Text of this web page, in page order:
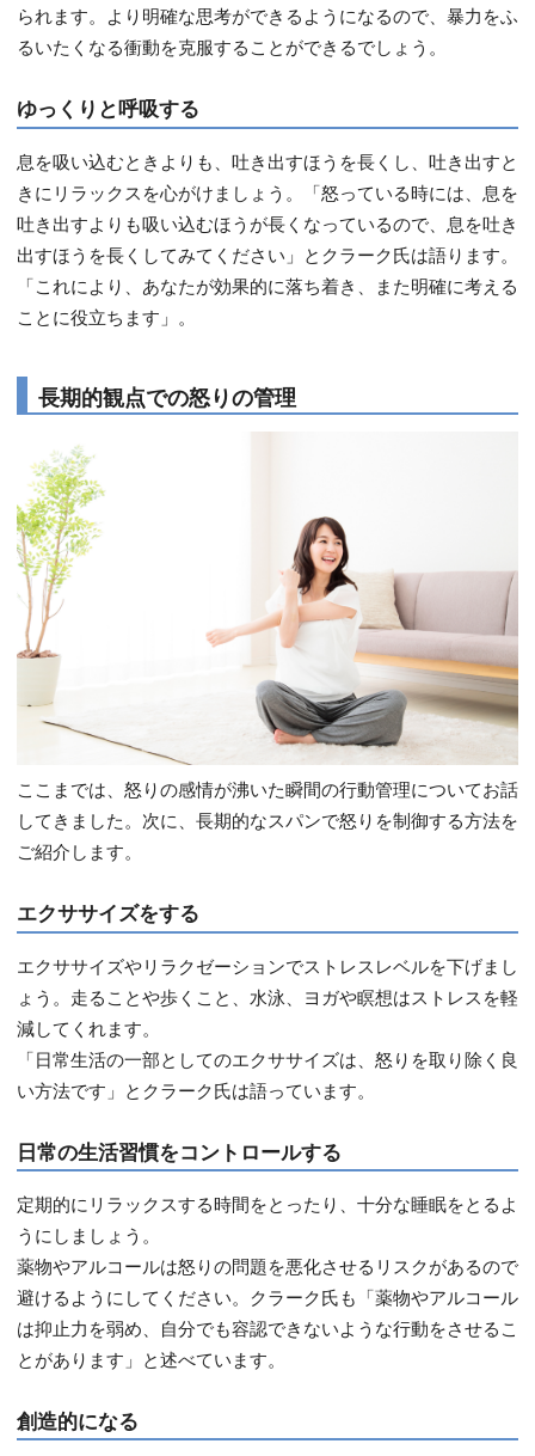
られます。より明確な思考ができるようになるので、暴力をふ
るいたくなる衝動を克服することができるでしょう。
ゆっくりと呼吸する
息を吸い込むときよりも、吐き出すほうを長くし、吐き出すと
きにリラックスを心がけましょう。「怒っている時には、息を
吐き出すよりも吸い込むほうが長くなっているので、息を吐き
出すほうを長くしてみてください」とクラーク氏は語ります。
「これにより、あなたが効果的に落ち着き、また明確に考える
ことに役立ちます」。
長期的観点での怒りの管理
ここまでは、怒りの感情が沸いた瞬間の行動管理についてお話
してきました。次に、長期的なスパンで怒りを制御する方法を
ご紹介します。
エクササイズをする
エクササイズやリラクゼーションでストレスレベルを下げまし
ょう。走ることや歩くこと、水泳、ヨガや瞑想はストレスを軽
減してくれます。
「日常生活の一部としてのエクササイズは、怒りを取り除く良
い方法です」とクラーク氏は語っています。
日常の生活習慣をコントロールする
定期的にリラックスする時間をとったり、十分な睡眠をとるよ
うにしましょう。
薬物やアルコールは怒りの問題を悪化させるリスクがあるので
避けるようにしてください。クラーク氏も「薬物やアルコール
は抑止力を弱め、自分でも容認できないような行動をさせるこ
とがあります」と述べています。
創造的になる